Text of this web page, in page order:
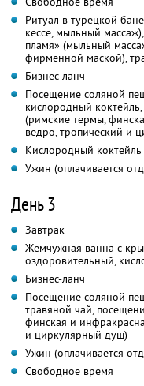
Ритуал в турецкой
кессе, мыльный
пламя» (мыльный
фирменной маской),
Бизнес-ланч
Посещение соляной
кислородный
(римские термы,
ведро, тропический и
Кислородный коктейль
Ужин (оплачивается
День 3
Завтрак
Жемчужная ванна с
оздоровительный,
Бизнес-ланч
Посещение соляной
травяной чай,
финская и
и циркулярный душ)
Ужин (оплачивается
Свободное время